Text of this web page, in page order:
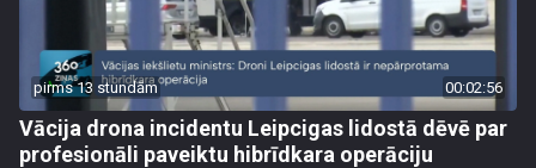
pirms 13 stundām 00:02:56
Vācija drona incidentu Leipcigas lidostā dēvē par
profesionāli paveiktu hibrīdkara operāciju